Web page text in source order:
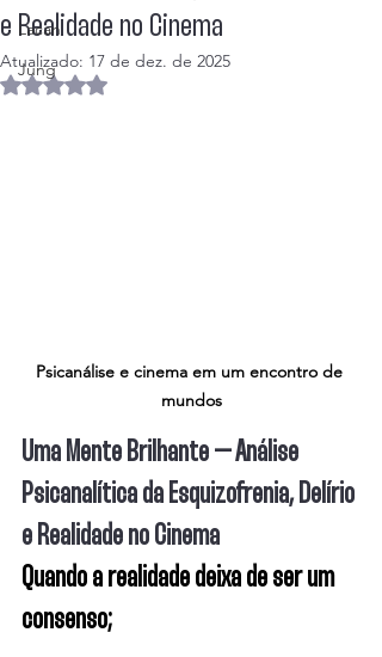
Lacan
Jung
e Realidade no Cinema
Atualizado: 17 de dez. de 2025
Avaliado com NaN de 5 estrelas.
Psicanálise e cinema em um encontro de
mundos
Uma Mente Brilhante – Análise
Psicanalítica da Esquizofrenia, Delírio
e Realidade no Cinema
Quando a realidade deixa de ser um
consenso;